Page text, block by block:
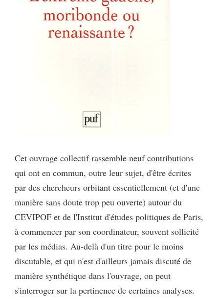
Cet ouvrage collectif rassemble neuf contributions
qui ont en commun, outre leur sujet, d'être écrites
par des chercheurs orbitant essentiellement (et d'une
manière sans doute trop peu ouverte) autour du
CEVIPOF et de l'Institut d'études politiques de Paris,
à commencer par son coordinateur, souvent sollicité
par les médias. Au-delà d'un titre pour le moins
discutable, et qui n'est d'ailleurs jamais discuté de
manière synthétique dans l'ouvrage, on peut
s'interroger sur la pertinence de certaines analyses.